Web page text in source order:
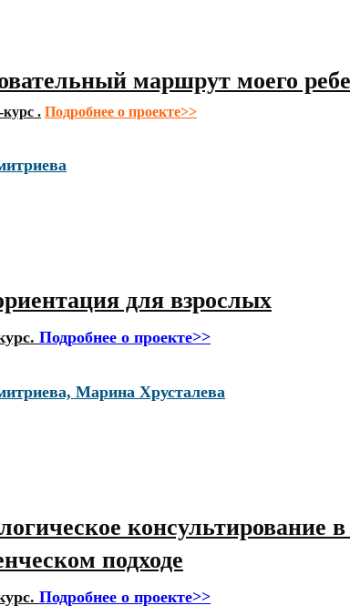
маршрут моего
. Подробнее о проекте>>
для взрослых
Подробнее о проекте>>
Марина Хрусталева
консультирование
подходе
Подробнее о проекте>>